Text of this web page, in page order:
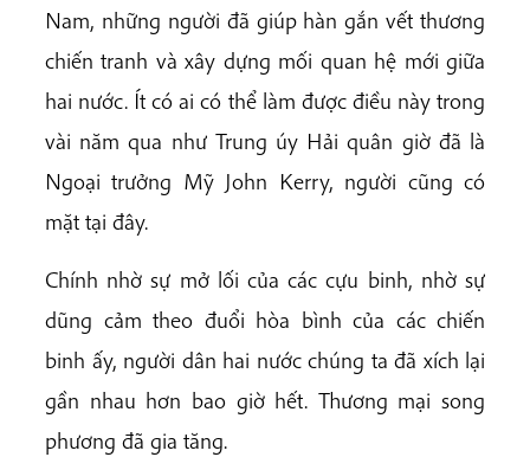
Nam, những người đã giúp hàn gắn vết thương
chiến tranh và xây dựng mối quan hệ mới giữa
hai nước. Ít có ai có thể làm được điều này trong
vài năm qua như Trung úy Hải quân giờ đã là
Ngoại trưởng Mỹ John Kerry, người cũng có
mặt tại đây.
Chính nhờ sự mở lối của các cựu binh, nhờ sự
dũng cảm theo đuổi hòa bình của các chiến
binh ấy, người dân hai nước chúng ta đã xích lại
gần nhau hơn bao giờ hết. Thương mại song
phương đã gia tăng.